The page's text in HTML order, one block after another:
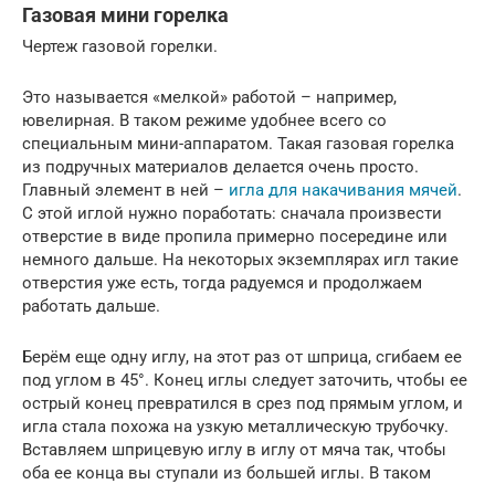
Газовая мини горелка
Чертеж газовой горелки.
Это называется «мелкой» работой – например,
ювелирная. В таком режиме удобнее всего со
специальным мини-аппаратом. Такая газовая горелка
из подручных материалов делается очень просто.
Главный элемент в ней – игла для накачивания мячей.
С этой иглой нужно поработать: сначала произвести
отверстие в виде пропила примерно посередине или
немного дальше. На некоторых экземплярах игл такие
отверстия уже есть, тогда радуемся и продолжаем
работать дальше.
Берём еще одну иглу, на этот раз от шприца, сгибаем ее
под углом в 45°. Конец иглы следует заточить, чтобы ее
острый конец превратился в срез под прямым углом, и
игла стала похожа на узкую металлическую трубочку.
Вставляем шприцевую иглу в иглу от мяча так, чтобы
оба ее конца вы ступали из большей иглы. В таком